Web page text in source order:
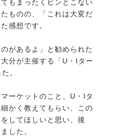
もまったくピンとこない
ものの、「これは大変だ
感想です。
があるよ」と勧められた
分が主催する「U・Iター
。
ーケットのこと、U・Iタ
かく教えてもらい、この
してほしいと思い、後
した。